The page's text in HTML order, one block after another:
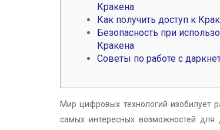
Кракена
Как получить доступ к
Безопасность при
Кракена
Советы по работе с
Мир цифровых технологий изобилует
самых интересных возможностей